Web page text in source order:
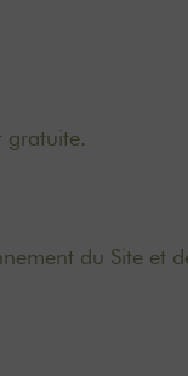
gratuite.
du Site et